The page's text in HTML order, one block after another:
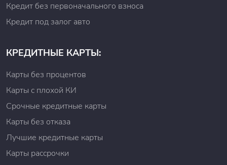
Кредит без первоначального взноса
Кредит под залог авто
КРЕДИТНЫЕ КАРТЫ:
Карты без процентов
Карты с плохой КИ
Срочные кредитные карты
Карты без отказа
Лучшие кредитные карты
Карты рассрочки